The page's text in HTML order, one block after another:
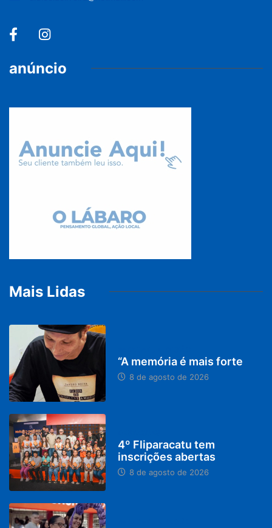
anúncio
Mais Lidas
“A memória é mais forte
8 de agosto de 2026
4º Fliparacatu tem
inscrições abertas
8 de agosto de 2026